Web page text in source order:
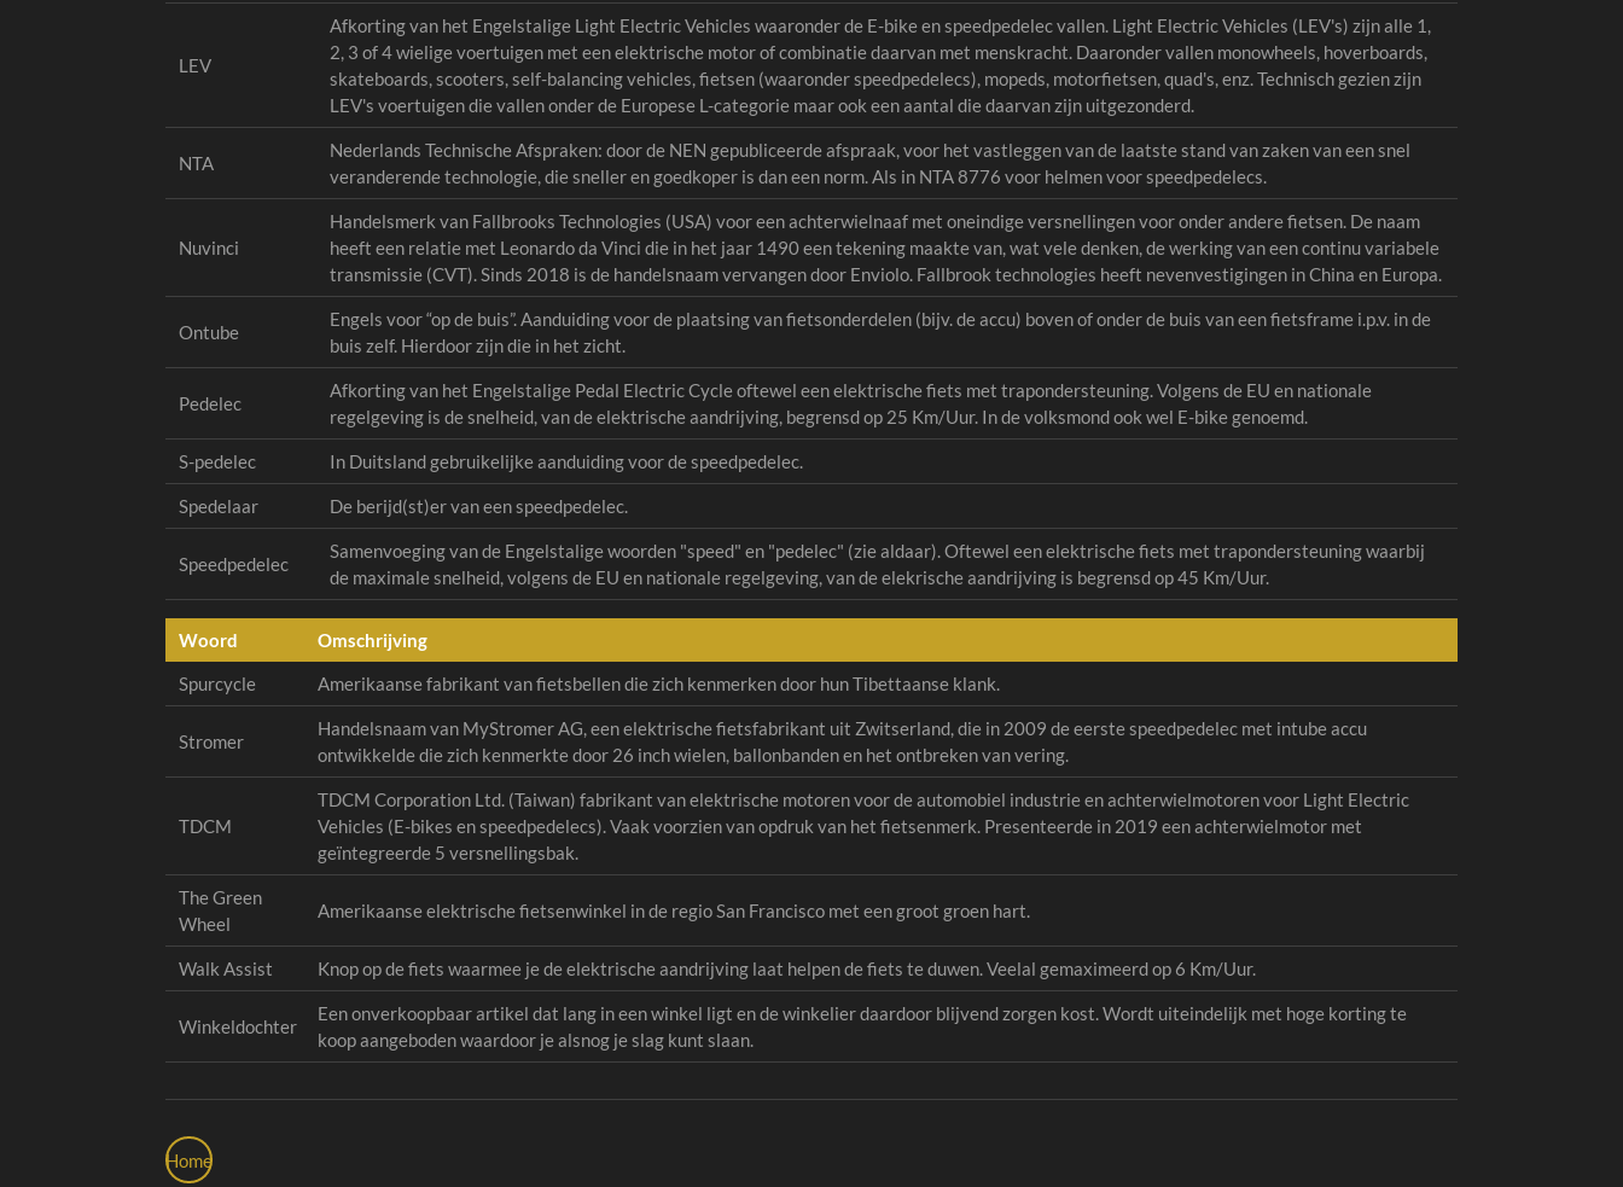
LEV
Afkorting van het Engelstalige Light Electric Vehicles waaronder de E-bike en speedpedelec vallen. Light Electric Vehicles (LEV's) zijn alle 1,
2, 3 of 4 wielige voertuigen met een elektrische motor of combinatie daarvan met menskracht. Daaronder vallen monowheels, hoverboards,
skateboards, scooters, self-balancing vehicles, fietsen (waaronder speedpedelecs), mopeds, motorfietsen, quad's, enz. Technisch gezien zijn
LEV's voertuigen die vallen onder de Europese L-categorie maar ook een aantal die daarvan zijn uitgezonderd.
NTA
Nederlands Technische Afspraken: door de NEN gepubliceerde afspraak, voor het vastleggen van de laatste stand van zaken van een snel
veranderende technologie, die sneller en goedkoper is dan een norm. Als in NTA 8776 voor helmen voor speedpedelecs.
Nuvinci
Handelsmerk van Fallbrooks Technologies (USA) voor een achterwielnaaf met oneindige versnellingen voor onder andere fietsen. De naam
heeft een relatie met Leonardo da Vinci die in het jaar 1490 een tekening maakte van, wat vele denken, de werking van een continu variabele
transmissie (CVT). Sinds 2018 is de handelsnaam vervangen door Enviolo. Fallbrook technologies heeft nevenvestigingen in China en Europa.
Ontube
Engels voor “op de buis”. Aanduiding voor de plaatsing van fietsonderdelen (bijv. de accu) boven of onder de buis van een fietsframe i.p.v. in de
buis zelf. Hierdoor zijn die in het zicht.
Pedelec
Afkorting van het Engelstalige Pedal Electric Cycle oftewel een elektrische fiets met trapondersteuning. Volgens de EU en nationale
regelgeving is de snelheid, van de elektrische aandrijving, begrensd op 25 Km/Uur. In de volksmond ook wel E-bike genoemd.
S-pedelec In Duitsland gebruikelijke aanduiding voor de speedpedelec.
Spedelaar De berijd(st)er van een speedpedelec.
Speedpedelec
Samenvoeging van de Engelstalige woorden "speed" en "pedelec" (zie aldaar). Oftewel een elektrische fiets met trapondersteuning waarbij
de maximale snelheid, volgens de EU en nationale regelgeving, van de elekrische aandrijving is begrensd op 45 Km/Uur.
Woord
Omschrijving
Spurcycle
Amerikaanse fabrikant van fietsbellen die zich kenmerken door hun Tibettaanse klank.
Stromer
Handelsnaam van MyStromer AG, een elektrische fietsfabrikant uit Zwitserland, die in 2009 de eerste speedpedelec met intube accu
ontwikkelde die zich kenmerkte door 26 inch wielen, ballonbanden en het ontbreken van vering.
TDCM
TDCM Corporation Ltd. (Taiwan) fabrikant van elektrische motoren voor de automobiel industrie en achterwielmotoren voor Light Electric
Vehicles (E-bikes en speedpedelecs). Vaak voorzien van opdruk van het fietsenmerk. Presenteerde in 2019 een achterwielmotor met
geïntegreerde 5 versnellingsbak.
The Green
Wheel
Amerikaanse elektrische fietsenwinkel in de regio San Francisco met een groot groen hart.
Walk Assist Knop op de fiets waarmee je de elektrische aandrijving laat helpen de fiets te duwen. Veelal gemaximeerd op 6 Km/Uur.
Winkeldochter
Een onverkoopbaar artikel dat lang in een winkel ligt en de winkelier daardoor blijvend zorgen kost. Wordt uiteindelijk met hoge korting te
koop aangeboden waardoor je alsnog je slag kunt slaan.
Home